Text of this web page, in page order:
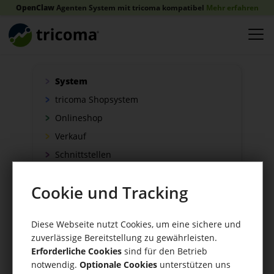
OpenClawAgenten System mit tricoma kompatibel Mehr erfahren
System
tricoma Shopsystem
Onlineshop
Verkauf
Schnittstellen
Versand
CRM Tools
Cookie und Tracking
Diese Webseite nutzt Cookies, um eine sichere und
zuverlässige Bereitstellung zu gewährleisten.
Erforderliche Cookies sind für den Betrieb
notwendig. Optionale Cookies unterstützen uns